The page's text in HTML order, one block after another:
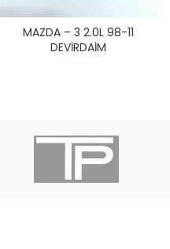
MAZDA – 3 2.0L 98-11
DEVİRDAİM